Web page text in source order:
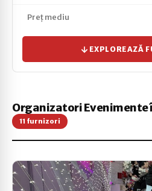
Preț mediu
EXPLOREAZĂ
Organizatori Evenimente
11 furnizori